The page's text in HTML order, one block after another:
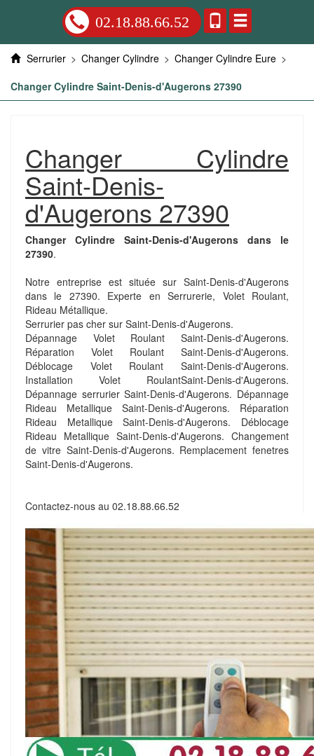
02.18.88.66.52
Serrurier > Changer Cylindre > Changer Cylindre Eure >
Changer Cylindre Saint-Denis-d'Augerons 27390
Changer Cylindre
Saint-Denis-
d'Augerons 27390
Changer Cylindre Saint-Denis-d'Augerons dans le
27390.
Notre entreprise est située sur Saint-Denis-d'Augerons
dans le 27390. Experte en Serrurerie, Volet Roulant,
Rideau Métallique.
Serrurier pas cher sur Saint-Denis-d'Augerons.
Dépannage Volet Roulant Saint-Denis-d'Augerons.
Réparation Volet Roulant Saint-Denis-d'Augerons.
Déblocage Volet Roulant Saint-Denis-d'Augerons.
Installation Volet RoulantSaint-Denis-d'Augerons.
Dépannage serrurier Saint-Denis-d'Augerons. Dépannage
Rideau Metallique Saint-Denis-d'Augerons. Réparation
Rideau Metallique Saint-Denis-d'Augerons. Déblocage
Rideau Metallique Saint-Denis-d'Augerons. Changement
de vitre Saint-Denis-d'Augerons. Remplacement fenetres
Saint-Denis-d'Augerons.
Contactez-nous au 02.18.88.66.52